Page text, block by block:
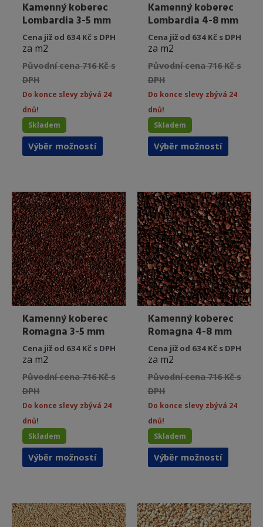
Kamenný koberec
Lombardia 3-5 mm
Cena již od 634 Kč s DPH
za m2
Původní cena 716 Kč s
DPH
Do konce slevy zbývá 24
dnů!
Skladem
Výběr možností
Tento
produkt
variant.
Možnosti
lze
vybrat
na
stránce
produktu
Kamenný koberec
Lombardia 4-8 mm
Cena již od 634 Kč s DPH
za m2
Původní cena 716 Kč s
DPH
Do konce slevy zbývá 24
dnů!
Skladem
Výběr možností
Tento
produkt
variant.
lze
vybrat
na
stránce
Kamenný koberec
Romagna 3-5 mm
Cena již od 634 Kč s DPH
za m2
Původní cena 716 Kč s
DPH
Do konce slevy zbývá 24
dnů!
Skladem
Výběr možností
Tento
produkt
variant.
Možnosti
Kamenný koberec
Romagna 4-8 mm
Cena již od 634 Kč s DPH
za m2
Původní cena 716 Kč s
DPH
Do konce slevy zbývá 24
dnů!
Skladem
Výběr možností
Tento
produkt
variant.